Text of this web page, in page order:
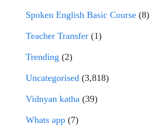
Spoken English Basic Course (8)
Teacher Transfer (1)
Trending (2)
Uncategorised (3,818)
Vidnyan katha (39)
Whats app (7)